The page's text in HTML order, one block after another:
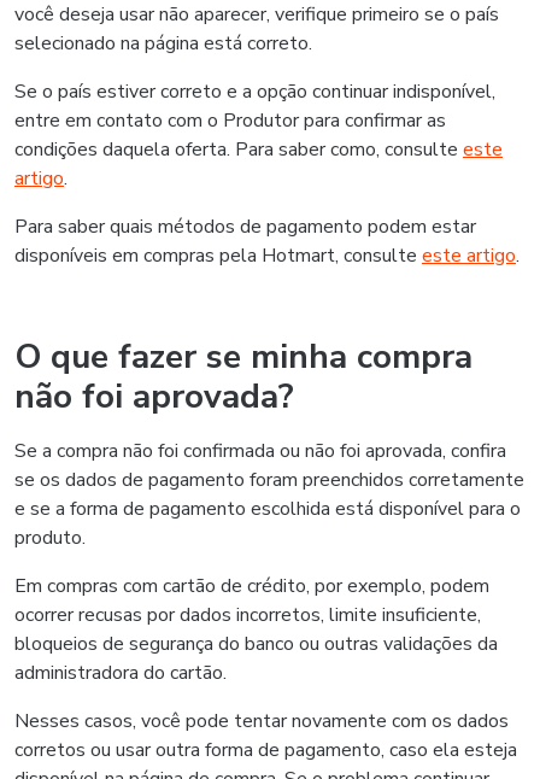
você deseja usar não aparecer, verifique primeiro se o país
selecionado na página está correto.
Se o país estiver correto e a opção continuar indisponível,
entre em contato com o Produtor para confirmar as
condições daquela oferta. Para saber como, consulte este
artigo.
Para saber quais métodos de pagamento podem estar
disponíveis em compras pela Hotmart, consulte este artigo.
O que fazer se minha compra
não foi aprovada?
Se a compra não foi confirmada ou não foi aprovada, confira
se os dados de pagamento foram preenchidos corretamente
e se a forma de pagamento escolhida está disponível para o
produto.
Em compras com cartão de crédito, por exemplo, podem
ocorrer recusas por dados incorretos, limite insuficiente,
bloqueios de segurança do banco ou outras validações da
administradora do cartão.
Nesses casos, você pode tentar novamente com os dados
corretos ou usar outra forma de pagamento, caso ela esteja